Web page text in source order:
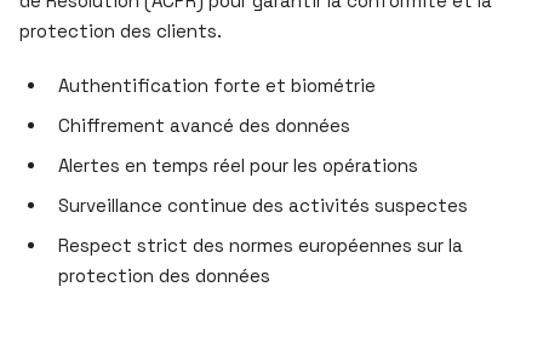
protection des clients.
Authentification forte et biométrie
Chiffrement avancé des données
Alertes en temps réel pour les opérations
Surveillance continue des activités suspectes
Respect strict des normes européennes sur la
protection des données